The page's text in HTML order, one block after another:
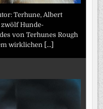
Terhune, Albert
zwölf Hunde-
von Terhunes Rough
wirklichen [...]